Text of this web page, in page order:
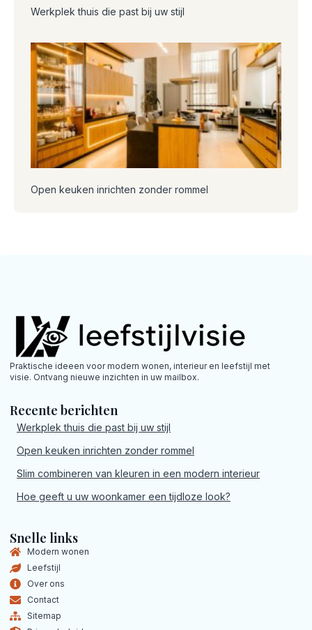
Werkplek thuis die past bij uw stijl
Open keuken inrichten zonder rommel
Praktische ideeen voor modern wonen, interieur en leefstijl met
visie. Ontvang nieuwe inzichten in uw mailbox.
Recente berichten
Werkplek thuis die past bij uw stijl
Open keuken inrichten zonder rommel
Slim combineren van kleuren in een modern interieur
Hoe geeft u uw woonkamer een tijdloze look?
Snelle links
Modern wonen
Leefstijl
Over ons
Contact
Sitemap